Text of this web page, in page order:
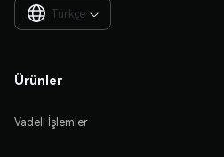
Türkçe 
Ürünler
Vadeli İşlemler